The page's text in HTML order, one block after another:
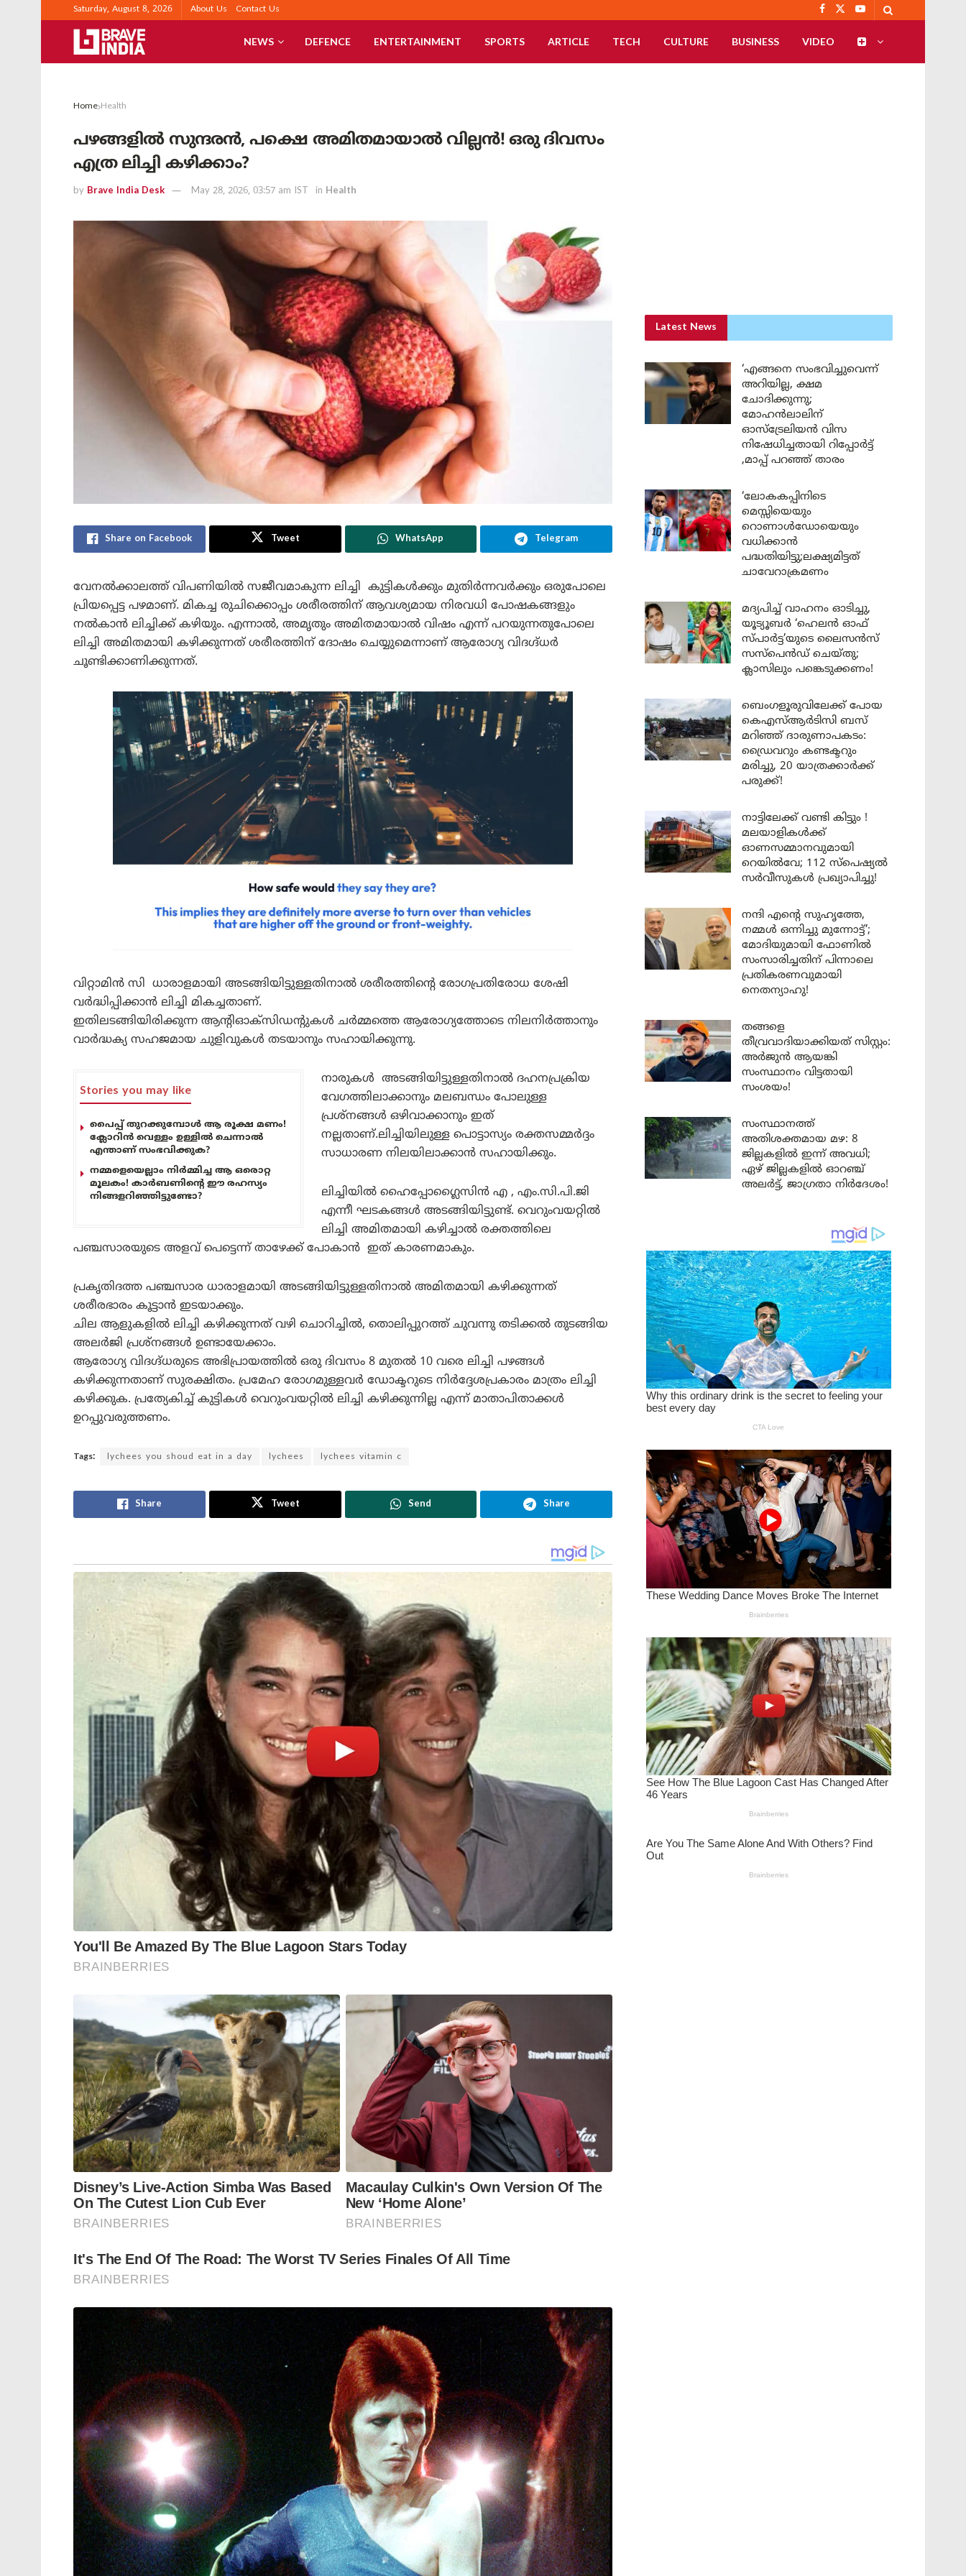
Saturday, August 8, 2026 About Us Contact Us
NEWS DEFENCE ENTERTAINMENT SPORTS ARTICLE TECH CULTURE BUSINESS VIDEO
Home Health
പഴങ്ങളിൽ സുന്ദരൻ, പക്ഷെ അമിതമായാൽ വില്ലൻ! ഒരു ദിവസം
എത്ര ലിച്ചി കഴിക്കാം?
by Brave India Desk May 28, 2026, 03:57 am IST in Health
Share on Facebook Tweet WhatsApp Telegram
വേനൽക്കാലത്ത് വിപണിയിൽ സജീവമാകുന്ന ലിച്ചി കുട്ടികൾക്കും മുതിർന്നവർക്കും ഒരുപോലെ
പ്രിയപ്പെട്ട പഴമാണ്. മികച്ച രുചിക്കൊപ്പം ശരീരത്തിന് ആവശ്യമായ നിരവധി പോഷകങ്ങളും
നൽകാൻ ലിച്ചിക്ക് കഴിയും. എന്നാൽ, അമൃതും അമിതമായാൽ വിഷം എന്ന് പറയുന്നതുപോലെ
ലിച്ചി അമിതമായി കഴിക്കുന്നത് ശരീരത്തിന് ദോഷം ചെയ്യുമെന്നാണ് ആരോഗ്യ വിദഗ്ദ്ധർ
ചൂണ്ടിക്കാണിക്കുന്നത്.
വിറ്റാമിൻ സി ധാരാളമായി അടങ്ങിയിട്ടുള്ളതിനാൽ ശരീരത്തിന്റെ രോഗപ്രതിരോധ ശേഷി
വർദ്ധിപ്പിക്കാൻ ലിച്ചി മികച്ചതാണ്.
ഇതിലടങ്ങിയിരിക്കുന്ന ആന്റിഓക്‌സിഡന്റുകൾ ചർമ്മത്തെ ആരോഗ്യത്തോടെ നിലനിർത്താനും
വാർദ്ധക്യ സഹജമായ ചുളിവുകൾ തടയാനും സഹായിക്കുന്നു.
Stories you may like
പൈപ്പ് തുറക്കുമ്പോൾ ആ രൂക്ഷ മണം!
ക്ലോറിൻ വെള്ളം ഉള്ളിൽ ചെന്നാൽ
എന്താണ് സംഭവിക്കുക?
നമ്മളെയെല്ലാം നിർമ്മിച്ച ആ ഒരൊറ്റ
മൂലകം! കാർബണിന്റെ ഈ രഹസ്യം
നിങ്ങളറിഞ്ഞിട്ടുണ്ടോ?
നാരുകൾ അടങ്ങിയിട്ടുള്ളതിനാൽ ദഹനപ്രക്രിയ
വേഗത്തിലാക്കാനും മലബന്ധം പോലുള്ള
പ്രശ്നങ്ങൾ ഒഴിവാക്കാനും ഇത്
നല്ലതാണ്.ലിച്ചിയിലുള്ള പൊട്ടാസ്യം രക്തസമ്മർദ്ദം
സാധാരണ നിലയിലാക്കാൻ സഹായിക്കും.
ലിച്ചിയിൽ ഹൈപ്പോഗ്ലൈസിൻ എ , എം.സി.പി.ജി
എന്നീ ഘടകങ്ങൾ അടങ്ങിയിട്ടുണ്ട്. വെറുംവയറ്റിൽ
ലിച്ചി അമിതമായി കഴിച്ചാൽ രക്തത്തിലെ
പഞ്ചസാരയുടെ അളവ് പെട്ടെന്ന് താഴേക്ക് പോകാൻ ഇത് കാരണമാകും.
പ്രകൃതിദത്ത പഞ്ചസാര ധാരാളമായി അടങ്ങിയിട്ടുള്ളതിനാൽ അമിതമായി കഴിക്കുന്നത്
ശരീരഭാരം കൂട്ടാൻ ഇടയാക്കും.
ചില ആളുകളിൽ ലിച്ചി കഴിക്കുന്നത് വഴി ചൊറിച്ചിൽ, തൊലിപ്പുറത്ത് ചുവന്നു തടിക്കൽ തുടങ്ങിയ
അലർജി പ്രശ്നങ്ങൾ ഉണ്ടായേക്കാം.
ആരോഗ്യ വിദഗ്ദ്ധരുടെ അഭിപ്രായത്തിൽ ഒരു ദിവസം 8 മുതൽ 10 വരെ ലിച്ചി പഴങ്ങൾ
കഴിക്കുന്നതാണ് സുരക്ഷിതം. പ്രമേഹ രോഗമുള്ളവർ ഡോക്ടറുടെ നിർദ്ദേശപ്രകാരം മാത്രം ലിച്ചി
കഴിക്കുക. പ്രത്യേകിച്ച് കുട്ടികൾ വെറുംവയറ്റിൽ ലിച്ചി കഴിക്കുന്നില്ല എന്ന് മാതാപിതാക്കൾ
ഉറപ്പുവരുത്തണം.
Tags: lychees you shoud eat in a day lychees lychees vitamin c
Share Tweet Send Share
Latest News
‘എങ്ങനെ സംഭവിച്ചുവെന്ന്
അറിയില്ല, ക്ഷമ
ചോദിക്കുന്നു;
മോഹൻലാലിന്
ഓസ്ട്രേലിയൻ വിസ
നിഷേധിച്ചതായി റിപ്പോർട്ട്
,മാപ്പ് പറഞ്ഞ് താരം
‘ലോകകപ്പിനിടെ
മെസ്സിയെയും
റൊണാൾഡോയെയും
വധിക്കാൻ
പദ്ധതിയിട്ടു;ലക്ഷ്യമിട്ടത്
ചാവേറാക്രമണം
മദ്യപിച്ച് വാഹനം ഓടിച്ചു,
യൂട്യൂബർ ‘ഹെലൻ ഓഫ്
സ്പാർട്ട’യുടെ ലൈസൻസ്
സസ്പെൻഡ് ചെയ്തു;
ക്ലാസിലും പങ്കെടുക്കണം!
ബെംഗളൂരുവിലേക്ക് പോയ
കെഎസ്ആർടിസി ബസ്
മറിഞ്ഞ് ദാരുണാപകടം:
ഡ്രൈവറും കണ്ടക്ടറും
മരിച്ചു, 20 യാത്രക്കാർക്ക്
പരുക്ക്!
നാട്ടിലേക്ക് വണ്ടി കിട്ടും !
മലയാളികൾക്ക്
ഓണസമ്മാനവുമായി
റെയിൽവേ; 112 സ്പെഷ്യൽ
സർവീസുകൾ പ്രഖ്യാപിച്ചു!
നന്ദി എൻ്റെ സുഹൃത്തേ,
നമ്മൾ ഒന്നിച്ചു മുന്നോട്ട്’;
മോദിയുമായി ഫോണിൽ
സംസാരിച്ചതിന് പിന്നാലെ
പ്രതികരണവുമായി
നെതന്യാഹു!
തങ്ങളെ
തീവ്രവാദിയാക്കിയത് സിസ്റ്റം:
അർജുൻ ആയങ്കി
സംസ്ഥാനം വിട്ടതായി
സംശയം!
സംസ്ഥാനത്ത്
അതിശക്തമായ മഴ: 8
ജില്ലകളിൽ ഇന്ന് അവധി;
ഏഴ് ജില്ലകളിൽ ഓറഞ്ച്
അലർട്ട്, ജാഗ്രതാ നിർദേശം!